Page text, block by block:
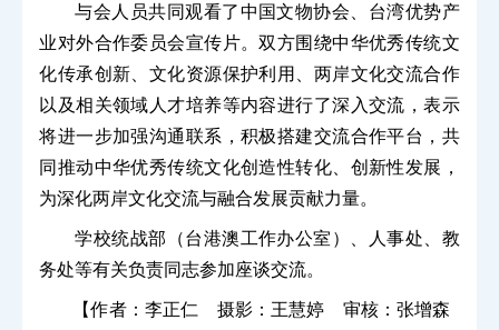
与会人员共同观看了中国文物协会、台湾优势产
业对外合作委员会宣传片。双方围绕中华优秀传统文
化传承创新、文化资源保护利用、两岸文化交流合作
以及相关领域人才培养等内容进行了深入交流，表示
将进一步加强沟通联系，积极搭建交流合作平台，共
同推动中华优秀传统文化创造性转化、创新性发展，
为深化两岸文化交流与融合发展贡献力量。
学校统战部（台港澳工作办公室）、人事处、教
务处等有关负责同志参加座谈交流。
【作者：李正仁 摄影：王慧婷 审核：张增森